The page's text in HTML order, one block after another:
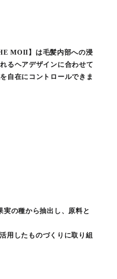
MOII】は毛髪内部への浸
るヘアデザインに合わせて
自在にコントロールできま
実の種から抽出し、原料と
用したものづくりに取り組